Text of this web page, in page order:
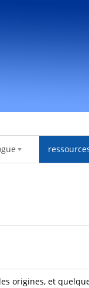
origines, et